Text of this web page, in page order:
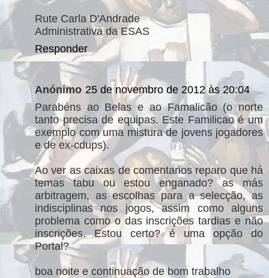
Rute Carla D'Andrade
Administrativa da ESAS
Responder
Anónimo 25 de novembro de 2012 às 20:04
Parabéns ao Belas e ao Famalicão (o norte
tanto precisa de equipas. Este Familicao é um
exemplo com uma mistura de jovens jogadores
e de ex-cdups).
Ao ver as caixas de comentarios reparo que há
temas tabu ou estou enganado? as más
arbitragem, as escolhas para a selecção, as
indisciplinas nos jogos, assim como alguns
problema como o das inscrições tardias e não
inscrições. Estou certo? é uma opção do
Portal?
boa noite e continuação de bom trabalho